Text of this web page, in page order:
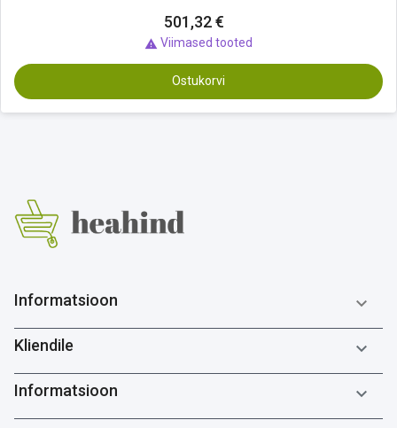
501,32 €
 Viimased tooted
Ostukorvi
Informatsioon 
Kliendile 
Informatsioon 